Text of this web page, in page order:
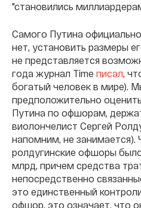
"становились
Самого Путина
нет, установить размеры
не представляется
года журнал Time писал,
богатый человек в мире).
предположительно
Путина по офшорам,
виолончелист Сергей
напомним, не занимается).
ролдугинские офшоры
млрд, причем средства
непосредственно
это единственный
офшор, это означает, что